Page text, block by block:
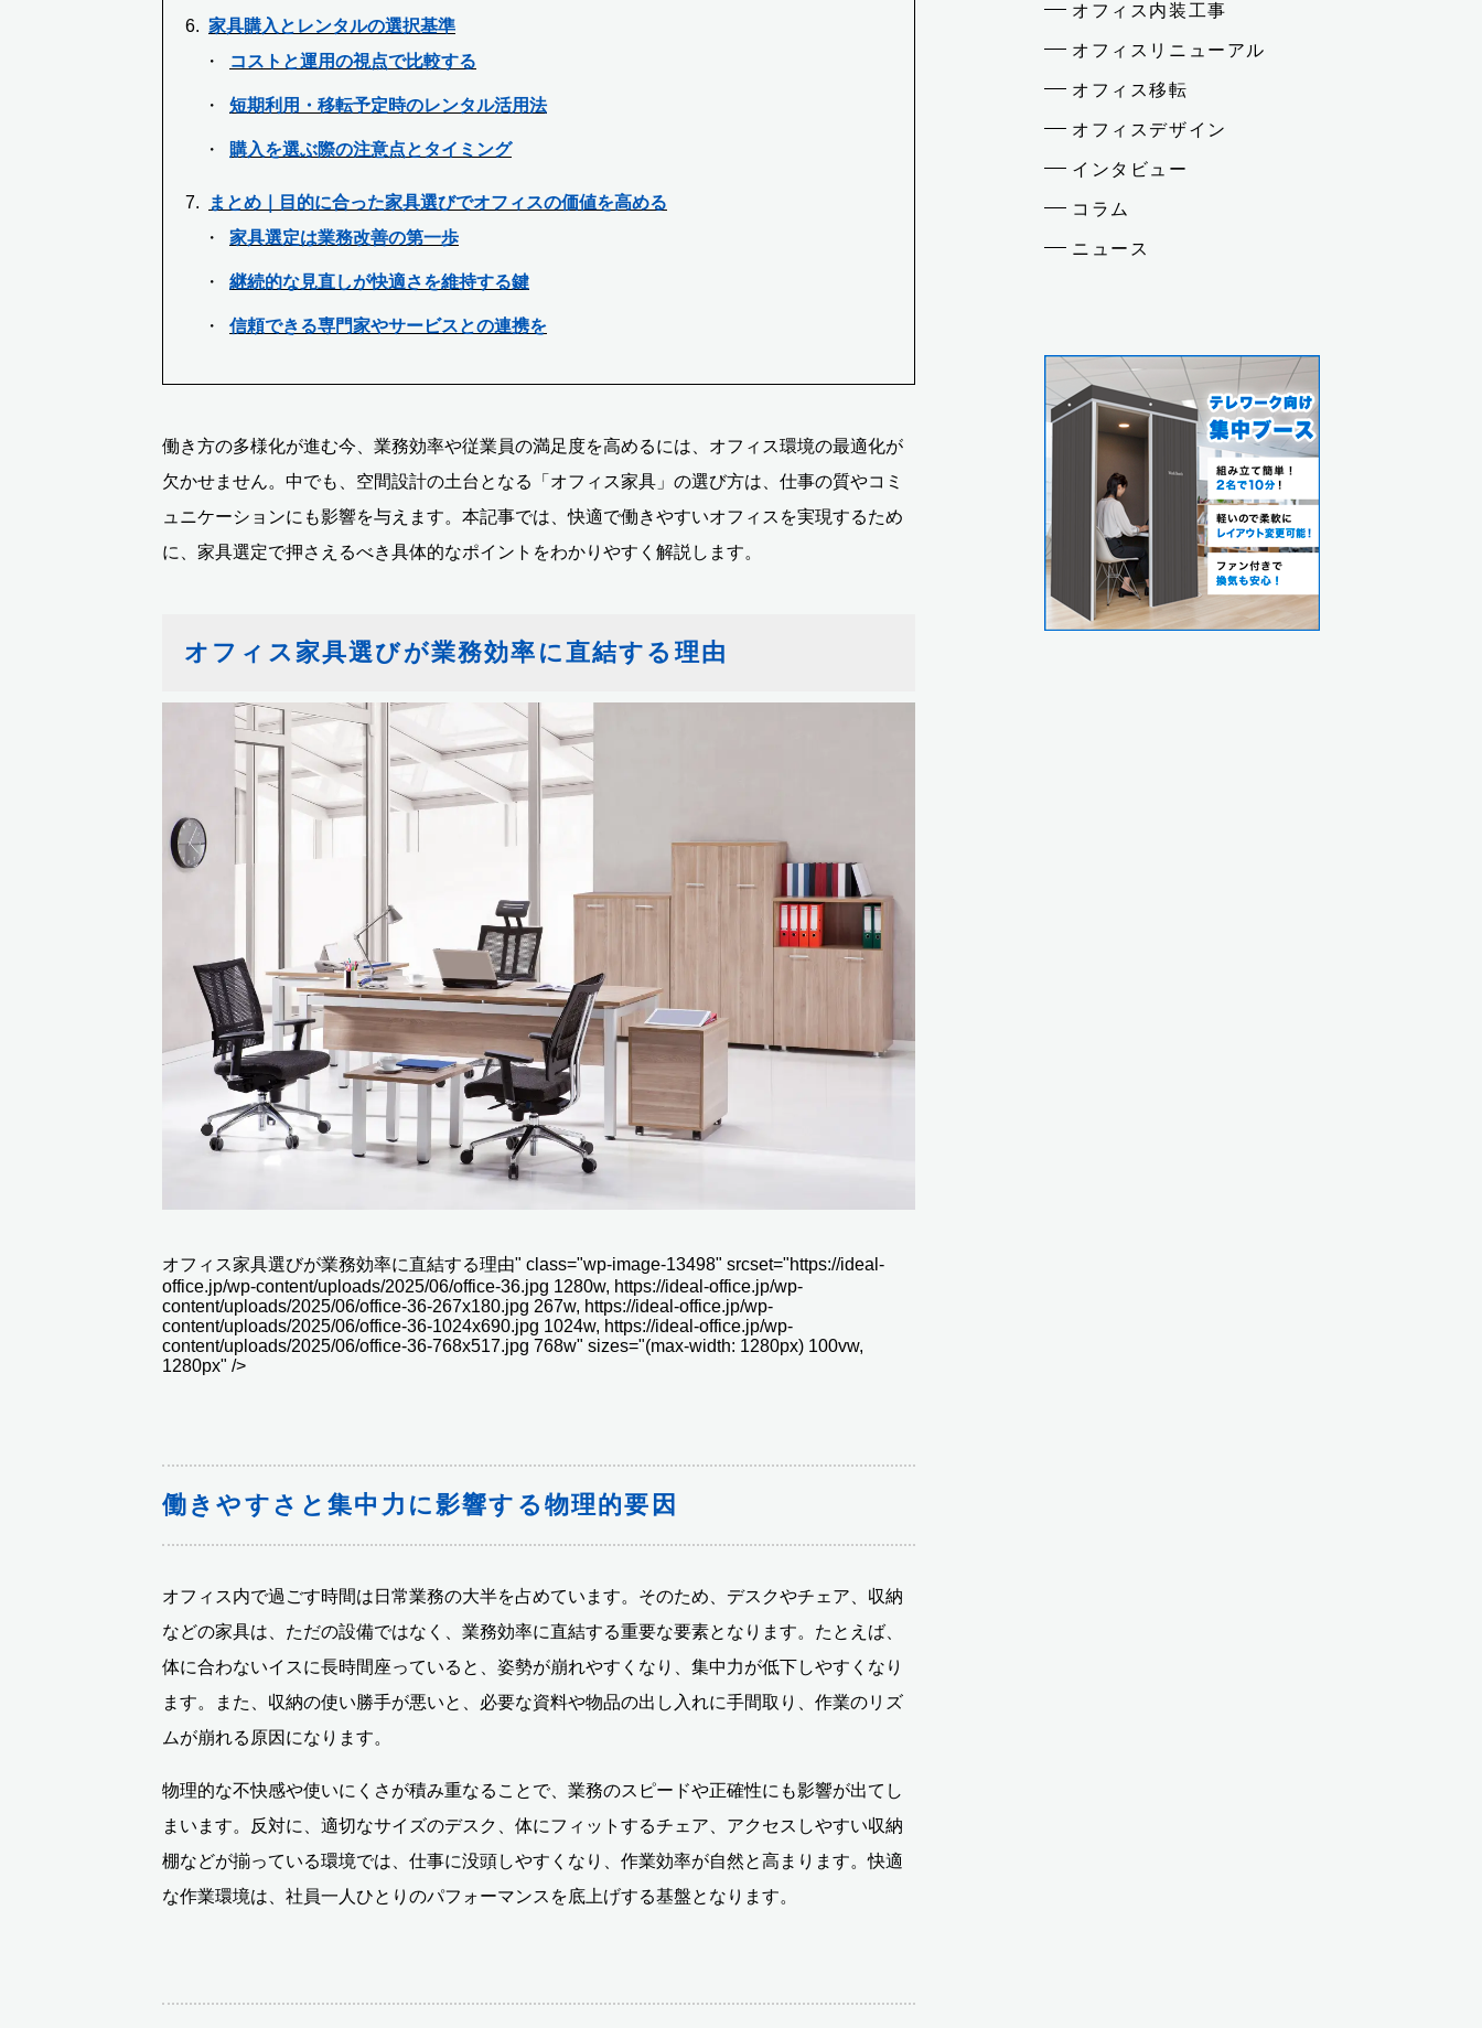
オフィス内装工事
オフィスリニューアル
オフィス移転
オフィスデザイン
インタビュー
コラム
ニュース
家具購入とレンタルの選択基準
コストと運用の視点で比較する
短期利用・移転予定時のレンタル活用法
購入を選ぶ際の注意点とタイミング
まとめ｜目的に合った家具選びでオフィスの価値を高める
家具選定は業務改善の第一歩
継続的な見直しが快適さを維持する鍵
信頼できる専門家やサービスとの連携を
働き方の多様化が進む今、業務効率や従業員の満足度を高めるには、オフィス環境の最適化が
欠かせません。中でも、空間設計の土台となる「オフィス家具」の選び方は、仕事の質やコミ
ュニケーションにも影響を与えます。本記事では、快適で働きやすいオフィスを実現するため
に、家具選定で押さえるべき具体的なポイントをわかりやすく解説します。
オフィス家具選びが業務効率に直結する理由
オフィス家具選びが業務効率に直結する理由" class="wp-image-13498" srcset="https://ideal-
office.jp/wp-content/uploads/2025/06/office-36.jpg 1280w, https://ideal-office.jp/wp-
content/uploads/2025/06/office-36-267x180.jpg 267w, https://ideal-office.jp/wp-
content/uploads/2025/06/office-36-1024x690.jpg 1024w, https://ideal-office.jp/wp-
content/uploads/2025/06/office-36-768x517.jpg 768w" sizes="(max-width: 1280px) 100vw,
1280px" />
働きやすさと集中力に影響する物理的要因
オフィス内で過ごす時間は日常業務の大半を占めています。そのため、デスクやチェア、収納
などの家具は、ただの設備ではなく、業務効率に直結する重要な要素となります。たとえば、
体に合わないイスに長時間座っていると、姿勢が崩れやすくなり、集中力が低下しやすくなり
ます。また、収納の使い勝手が悪いと、必要な資料や物品の出し入れに手間取り、作業のリズ
ムが崩れる原因になります。
物理的な不快感や使いにくさが積み重なることで、業務のスピードや正確性にも影響が出てし
まいます。反対に、適切なサイズのデスク、体にフィットするチェア、アクセスしやすい収納
棚などが揃っている環境では、仕事に没頭しやすくなり、作業効率が自然と高まります。快適
な作業環境は、社員一人ひとりのパフォーマンスを底上げする基盤となります。